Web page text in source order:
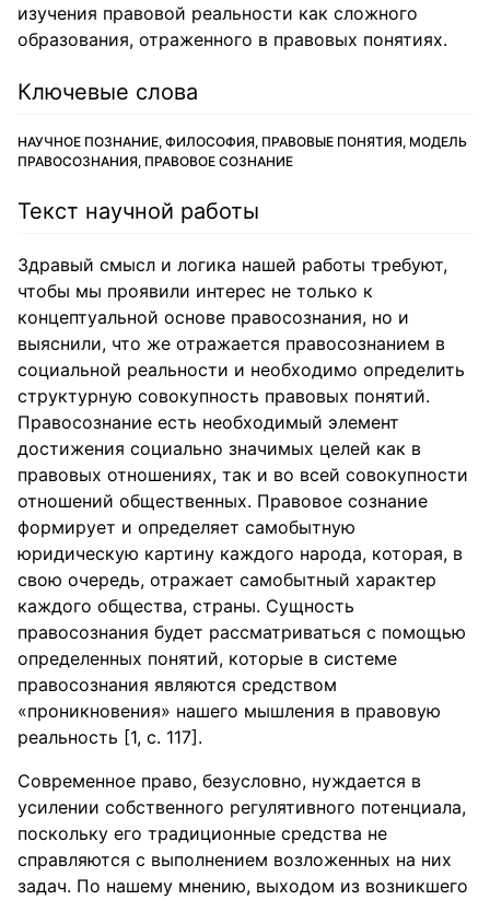
изучения правовой реальности как сложного
образования, отраженного в правовых понятиях.
Ключевые слова
НАУЧНОЕ ПОЗНАНИЕ, ФИЛОСОФИЯ, ПРАВОВЫЕ ПОНЯТИЯ, МОДЕЛЬ
ПРАВОСОЗНАНИЯ, ПРАВОВОЕ СОЗНАНИЕ
Текст научной работы
Здравый смысл и логика нашей работы требуют,
чтобы мы проявили интерес не только к
концептуальной основе правосознания, но и
выяснили, что же отражается правосознанием в
социальной реальности и необходимо определить
структурную совокупность правовых понятий.
Правосознание есть необходимый элемент
достижения социально значимых целей как в
правовых отношениях, так и во всей совокупности
отношений общественных. Правовое сознание
формирует и определяет самобытную
юридическую картину каждого народа, которая, в
свою очередь, отражает самобытный характер
каждого общества, страны. Сущность
правосознания будет рассматриваться с помощью
определенных понятий, которые в системе
правосознания являются средством
«проникновения» нашего мышления в правовую
реальность [1, с. 117].
Современное право, безусловно, нуждается в
усилении собственного регулятивного потенциала,
поскольку его традиционные средства не
справляются с выполнением возложенных на них
задач. По нашему мнению, выходом из возникшего